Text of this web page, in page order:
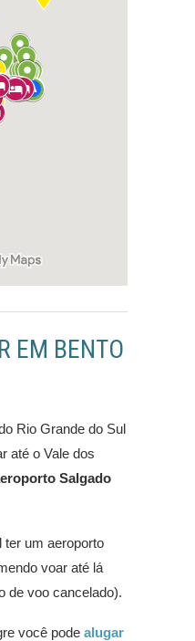
EM BENTO
Rio Grande do Sul
até o Vale dos
Salgado
ter um aeroporto
voar até lá
de voo cancelado).
você pode alugar